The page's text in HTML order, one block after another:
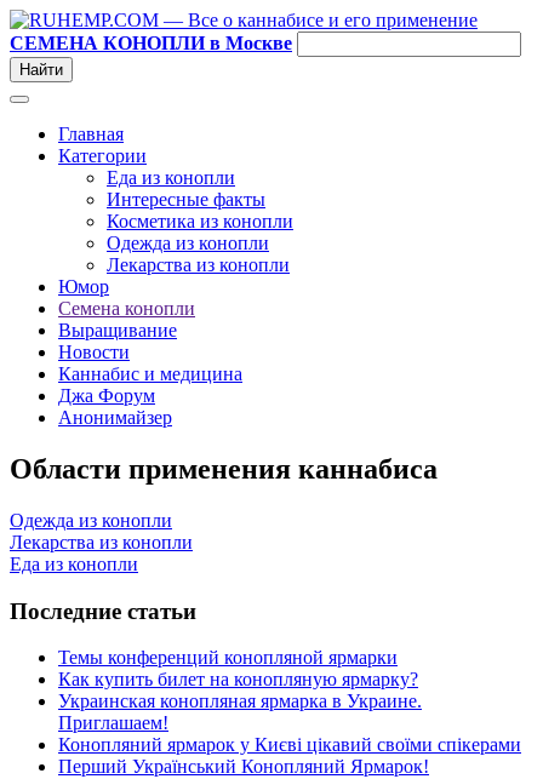
СЕМЕНА КОНОПЛИ в Москве
Главная
Категории
Еда из конопли
Интересные факты
Косметика из конопли
Одежда из конопли
Лекарства из конопли
Юмор
Семена конопли
Выращивание
Новости
Каннабис и медицина
Джа Форум
Анонимайзер
Области применения каннабиса
Одежда из конопли
Лекарства из конопли
Еда из конопли
Последние статьи
Темы конференций конопляной ярмарки
Как купить билет на конопляную ярмарку?
Украинская конопляная ярмарка в Украине.
Приглашаем!
Конопляний ярмарок у Києві цікавий своїми спікерами
Перший Український Конопляний Ярмарок!